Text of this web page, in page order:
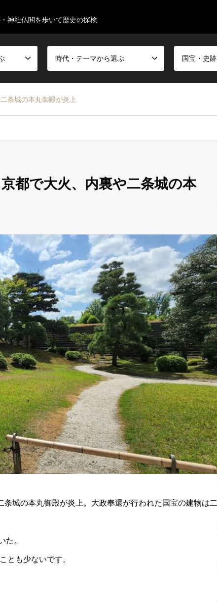
神社仏閣を歩いて歴史の探検
時代・テーマから選ぶ
条城の本丸御殿が炎上
都で大火、内裏や二条城の本
城の本丸御殿が炎上。大政奉還が行われた国宝の建物は二
た。
とも少ないです。